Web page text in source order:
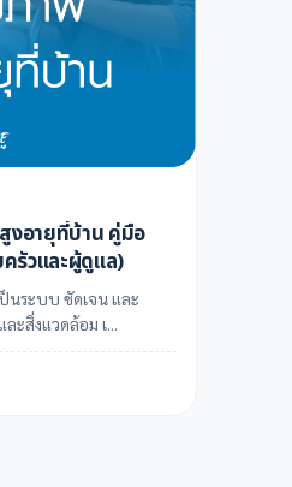
งอายุที่บ้าน คู่มือ
รัวและผู้ดูแล)
ระบบ ชัดเจน และ
ะสิ่งแวดล้อม เ...